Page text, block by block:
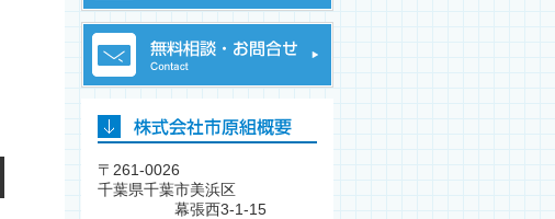
〒261-0026
千葉県千葉市美浜区
幕張西3-1-15